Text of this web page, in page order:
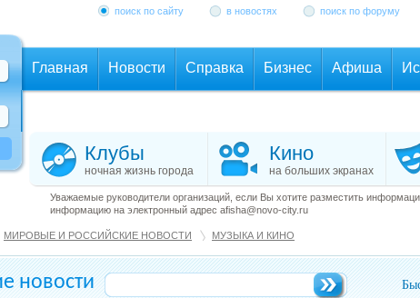
поиск по сайту в новостях
поиск по форуму
Главная Новости Справка Бизнес Афиша
Клубы
ночная жизнь города
Кино
на больших экранах
Уважаемые руководители организаций, если Вы хотите разместить
информацию на электронный адрес afisha@novo-city.ru
МИРОВЫЕ И РОССИЙСКИЕ НОВОСТИ МУЗЫКА И КИНО
новости